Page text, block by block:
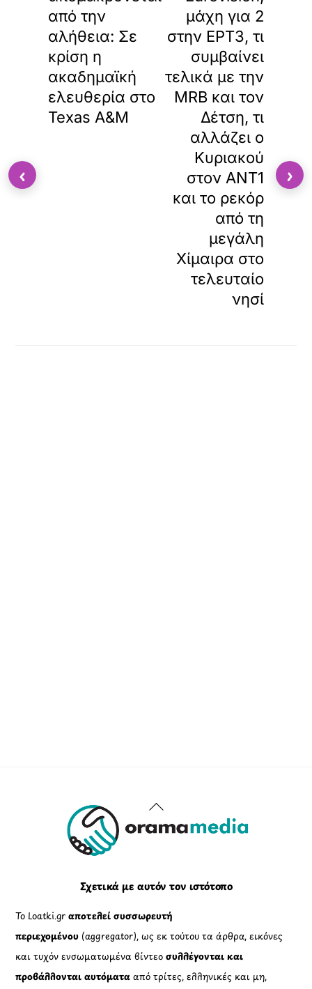
από την
αλήθεια: Σε
κρίση η
ακαδημαϊκή
ελευθερία στο
Texas A&M
μάχη για 2
στην ΕΡΤ3, τι
συμβαίνει
τελικά με την
MRB και τον
Δέτση, τι
αλλάζει ο
Κυριακού
στον ΑΝΤ1
και το ρεκόρ
από τη
μεγάλη
Χίμαιρα στο
τελευταίο
νησί
Back
To
Σχετικά με αυτόν τον ιστότοπο
Το Loatki.grαποτελεί συσσωρευτή
περιεχομένου (aggregator), ως εκ τούτου τα άρθρα, εικόνες
και τυχόν ενσωματωμένα βίντεοσυλλέγονται και
προβάλλονται αυτόματααπό τρίτες, ελληνικές και μη,
‹ ›